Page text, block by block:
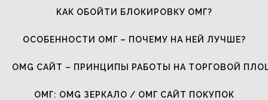
КАК ОБОЙТИ БЛОКИРОВКУ ОМГ?
ОСОБЕННОСТИ ОМГ – ПОЧЕМУ НА НЕЙ ЛУЧШЕ?
OMG САЙТ – ПРИНЦИПЫ РАБОТЫ НА ТОРГОВОЙ
ОМГ: OMG ЗЕРКАЛО / ОМГ САЙТ ПОКУПОК